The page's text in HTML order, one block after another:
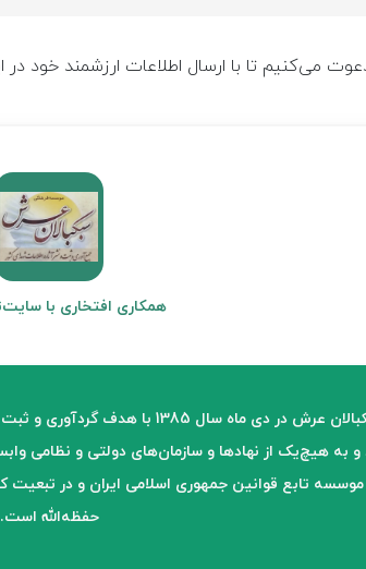
می‌کنیم تا با ارسال اطلاعات ارزشمند خود
همکاری افتخاری با سایت
موسسه فرهنگی سبکبالان عرش در دی
به هیچ‌یک از نهادها و سازمان‌های دولتی و نظامی
تابع قوانین جمهوری اسلامی ایران و در
حفظه‌الله است.